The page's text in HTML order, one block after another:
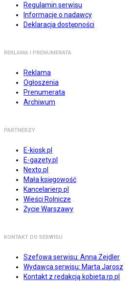
Regulamin serwisu
Informacje o nadawcy
Deklaracja dostępności
REKLAMA I PRENUMERATA
Reklama
Ogłoszenia
Prenumerata
Archiwum
PARTNERZY
E-kiosk.pl
E-gazety.pl
Nexto.pl
Mała księgowość
Kancelarierp.pl
Wieści Rolnicze
Życie Warszawy
KONTAKT DO SERWISU
Szefowa serwisu: Anna Zejdler
Wydawca serwisu: Marta Jarosz
Kontakt z redakcją kobieta.rp.pl